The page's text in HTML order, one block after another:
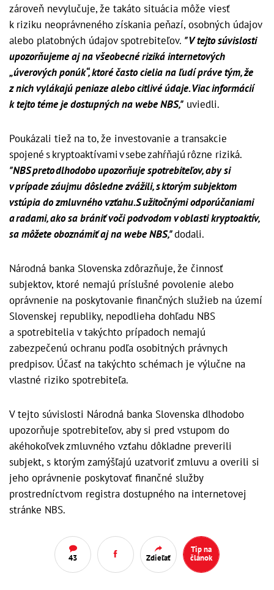
zároveň nevylučuje, že takáto situácia môže viesť
k riziku neoprávneného získania peňazí, osobných údajov
alebo platobných údajov spotrebiteľov. "V tejto súvislosti
upozorňujeme aj na všeobecné riziká internetových
„úverových ponúk“, ktoré často cielia na ľudí práve tým, že
z nich vylákajú peniaze alebo citlivé údaje. Viac informácií
k tejto téme je dostupných na webe NBS," uviedli.
Poukázali tiež na to, že investovanie a transakcie
spojené s kryptoaktívami v sebe zahŕňajú rôzne riziká.
"NBS preto dlhodobo upozorňuje spotrebiteľov, aby si
v prípade záujmu dôsledne zvážili, s ktorým subjektom
vstúpia do zmluvného vzťahu. S užitočnými odporúčaniami
a radami, ako sa brániť voči podvodom v oblasti kryptoaktív,
sa môžete oboznámiť aj na webe NBS,"dodali.
Národná banka Slovenska zdôrazňuje, že činnosť
subjektov, ktoré nemajú príslušné povolenie alebo
oprávnenie na poskytovanie finančných služieb na území
Slovenskej republiky, nepodlieha dohľadu NBS
a spotrebitelia v takýchto prípadoch nemajú
zabezpečenú ochranu podľa osobitných právnych
predpisov. Účasť na takýchto schémach je výlučne na
vlastné riziko spotrebiteľa.
V tejto súvislosti Národná banka Slovenska dlhodobo
upozorňuje spotrebiteľov, aby si pred vstupom do
akéhokoľvek zmluvného vzťahu dôkladne preverili
subjekt, s ktorým zamýšľajú uzatvoriť zmluvu a overili si
jeho oprávnenie poskytovať finančné služby
prostredníctvom registra dostupného na internetovej
stránke NBS.
43 Zdieľať
Tip na
článok